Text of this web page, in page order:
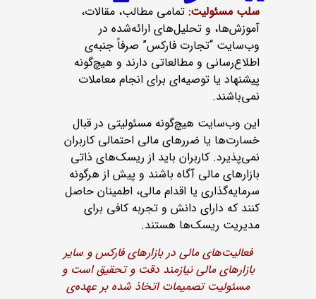
سلب مسئولیت: تمامی مطالب، مقالات،
آموزش‌ها، و تحلیل‌های ارائه‌شده در
وب‌سایت “تجارت فارکس” صرفاً جنبه‌ی
اطلاع‌رسانی و مطالعاتی دارند و هیچ‌گونه
پیشنهاد یا توصیه‌ای برای انجام معاملات
نمی‌باشند.
این وب‌سایت هیچ‌گونه مسئولیتی در قبال
خسارت‌ها یا ضررهای مالی احتمالی کاربران
نمی‌پذیرد. کاربران باید از ریسک‌های ذاتی
بازارهای مالی آگاه باشند و پیش از هرگونه
سرمایه‌گذاری یا اقدام مالی، اطمینان حاصل
کنند که دارای دانش و تجربه کافی برای
مدیریت ریسک‌ها هستند.
فعالیت‌های مالی در بازارهای فارکس و سایر
بازارهای مالی نیازمند دقت و تحقیق است و
مسئولیت تصمیمات اتخاذ شده بر عهده‌ی